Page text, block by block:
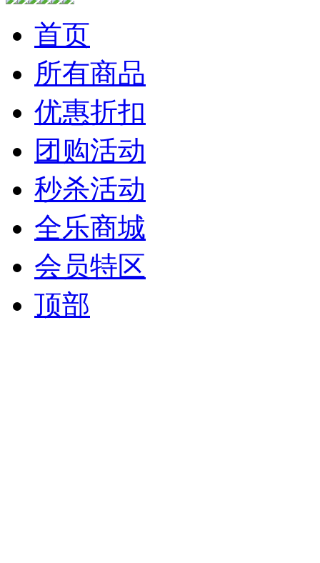
首页
所有商品
优惠折扣
团购活动
秒杀活动
全乐商城
会员特区
顶部